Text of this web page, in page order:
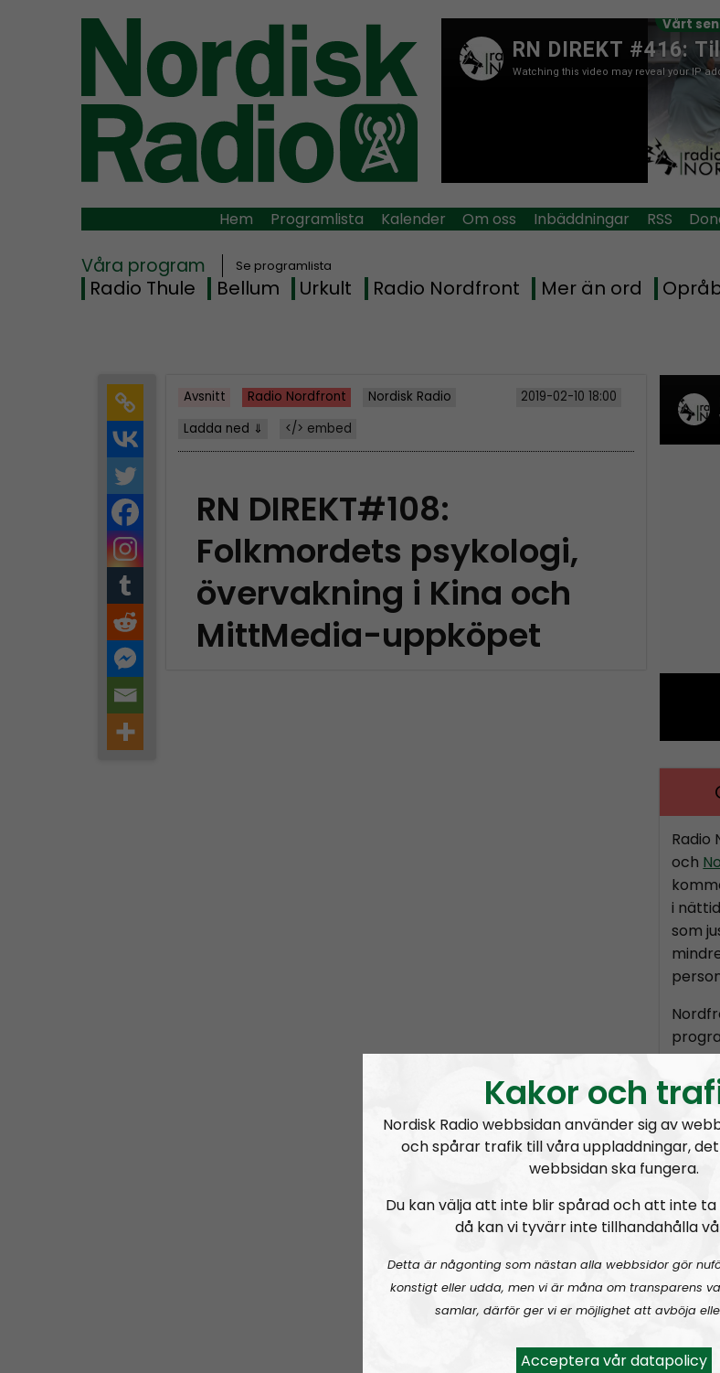
Vårt
Hem Programlista Kalender Om oss Inbäddningar RSS
Våra program Se programlista
Radio Thule Bellum Urkult Radio Nordfront Mer än ord
Avsnitt Radio Nordfront Nordisk Radio
2019-02-10 18:00
Ladda ned ⇓
</> embed
RN DIREKT#108:
Folkmordets psykologi,
övervakning i Kina och
MittMedia-uppköpet
och
i
som
är
Radio
Epost:
Kakor och
Nordisk Radio webbsidan använder sig av
och spårar trafik till våra uppladdningar,
webbsidan ska fungera.
Du kan välja att inte blir spårad och att inte
då kan vi tyvärr inte tillhandahålla
Detta är någonting som nästan alla webbsidor gör
konstigt eller udda, men vi är måna om transparens
samlar, därför ger vi er möjlighet att avböja
Acceptera vår datapolicy